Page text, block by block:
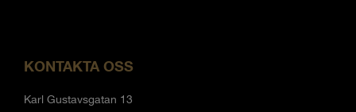
KONTAKTA OSS
Karl Gustavsgatan 13